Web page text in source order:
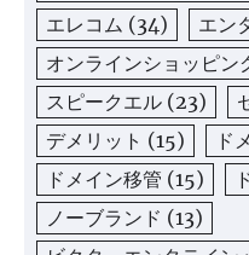
エレコム (34) エン
オンラインショッピン
スピークエル (23)
デメリット (15) ド
ドメイン移管 (15)
ノーブランド (13)